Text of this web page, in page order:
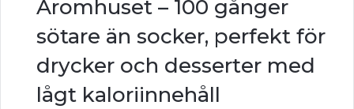
Aromhuset – 100 gånger
sötare än socker, perfekt för
drycker och desserter med
lågt kaloriinnehåll